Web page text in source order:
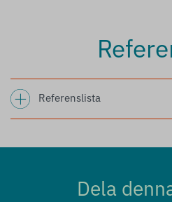
Referenslista
Dela